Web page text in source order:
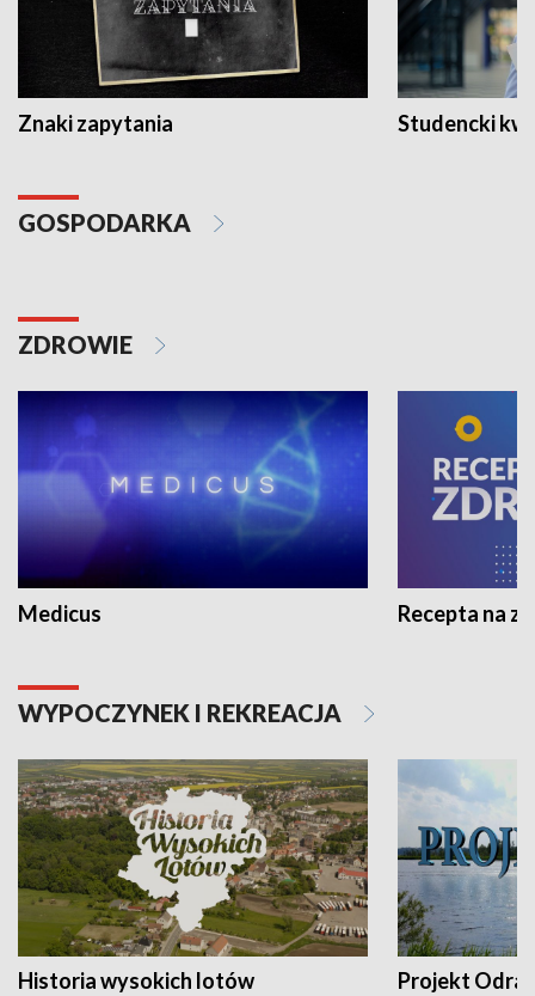
Znaki zapytania Studencki
GOSPODARKA
ZDROWIE
Medicus Recepta na
WYPOCZYNEK I REKREACJA
Historia wysokich lotów Projekt Odra